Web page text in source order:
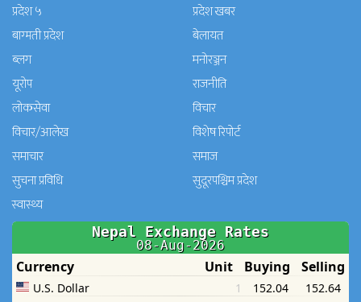
प्रदेश ५
प्रदेश खबर
बाग्मती प्रदेश
बेलायत
ब्लग
मनाेरञ्जन
यूरोप
राजनीति
लोकसेवा
विचार
विचार/आलेख
विशेष रिपोर्ट
समाचार
समाज
सुचना प्रविधि
सुदूरपश्चिम प्रदेश
स्वास्थ्य